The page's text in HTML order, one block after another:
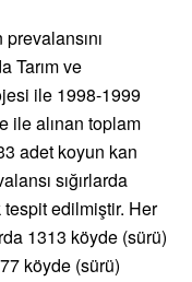
Tarım ve
ile 1998-1999
ile alınan toplam
adet koyun kan
sığırlarda
edilmiştir. Her
1313 köyde (sürü)
köyde (sürü)